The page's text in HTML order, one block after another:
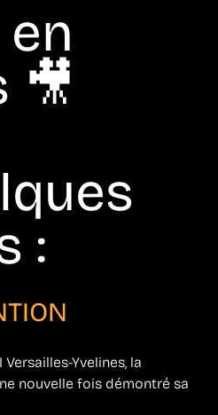
🎥
:
Yvelines, la
nouvelle fois démontré sa